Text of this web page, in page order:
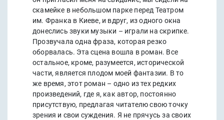
скамейке в небольшом парке перед Театром
им. Франка в Киеве, и вдруг, из одного окна
донеслись звуки музыки – играли на скрипке.
Прозвучала одна фраза, которая резко
оборвалась. Эта сцена вошла в роман. Все
остальное, кроме, разумеется, исторической
части, является плодом моей фантазии. В то
же время, этот роман – одно из тех редких
произведений, где я, как автор, постоянно
присутствую, предлагая читателю свою точку
зрения и свои суждения. Я не прячусь за своих